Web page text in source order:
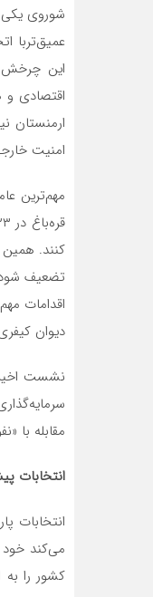
شوروی
عمیق‌تربا
این چرخش
اقتصادی
ارمنستان
امنیت
تضعیف
دیوان
نشست اخیر
مقابله با
انتخابات
می‌کند خود
کشور را